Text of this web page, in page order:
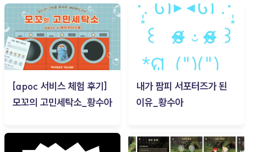
[apoc 서비스 체험 후기]
모꼬의 고민세탁소_황수아
내가 팜피 서포터즈가 된
이유_황수아